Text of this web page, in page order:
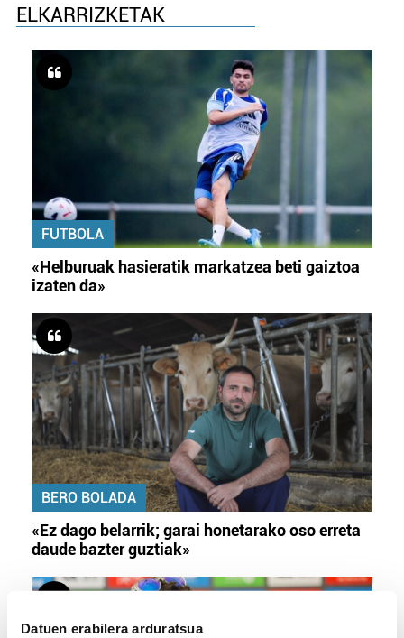
Datuen erabilera arduratsua
ELKARRIZKETAK
FUTBOLA
«Helburuak hasieratik markatzea beti gaiztoa
izaten da»
BERO BOLADA
«Ez dago belarrik; garai honetarako oso erreta
daude bazter guztiak»